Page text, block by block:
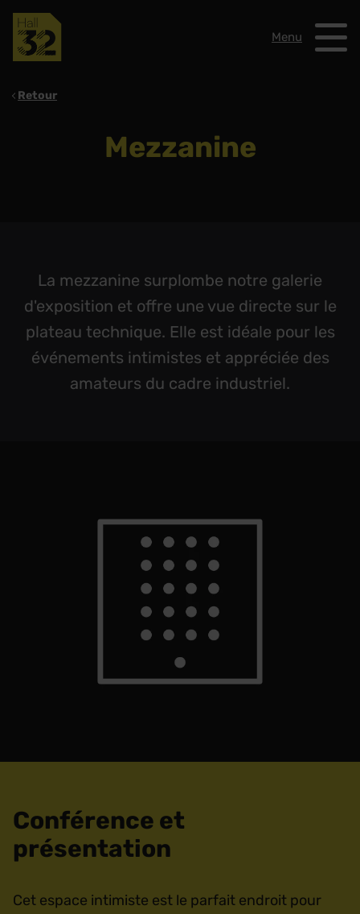
Menu
Retour
Mezzanine
La mezzanine surplombe notre galerie
d'exposition et offre une vue directe sur le
plateau technique. Elle est idéale pour les
événements intimistes et appréciée des
amateurs du cadre industriel.
Conférence et
présentation
Cet espace intimiste est le parfait endroit pour